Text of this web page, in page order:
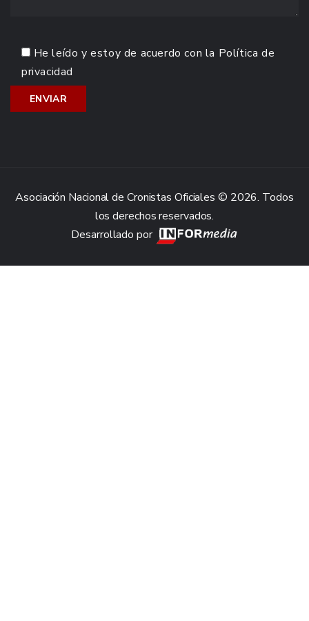
He leído y estoy de acuerdo con la Política de
privacidad
Asociación Nacional de Cronistas Oficiales © 2026. Todos
los derechos reservados.
Desarrollado por